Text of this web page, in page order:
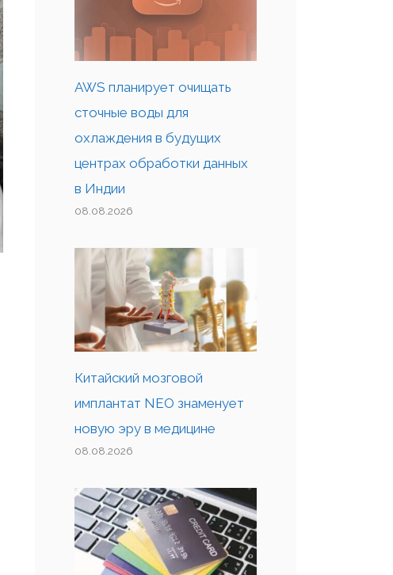
AWS планирует очищать
сточные воды для
охлаждения в будущих
центрах обработки данных
в Индии
08.08.2026
Китайский мозговой
имплантат NEO знаменует
новую эру в медицине
08.08.2026